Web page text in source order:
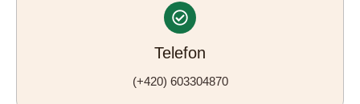
Telefon
(+420) 603304870